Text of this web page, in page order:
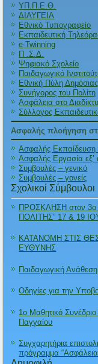
ΥΠ.Π.Ε.Θ.
ΔΙΑΥΓΕΙΑ
Εθνικό Τυπογραφείο
Εκπαιδευτική
e-Twinning
Π .Σ.Δ.
Ψηφιακό Σχολείο
Παιδαγωγικό
Εθνική Πύλη Δημόσιας
Συνήγορος του Πολίτη
Ασφάλεια στο
Σύλλογος
Ασφαλής πλοήγηση
Ασφαλής Εκπαίδευση
Ασφαλής Εργασία
Συμβουλές – γενικό
Συμβουλές – γονείς
Σχολικοί Σύμβουλοι
ΠΡΟΣΚΛΗΣΗ στον
ΠΟΛΙΤΗΣ” 17 & 19
ΚΑΤΑΝΟΜΗ ΣΤΙΣ
ΕΥΘΥΝΗΣ
Παιδαγωγική
Οδηγίες για την
1ο Μαθητικό
Παγγαίου
Συγχαρητήρια
πρόγραμμα “Ασφάλεια